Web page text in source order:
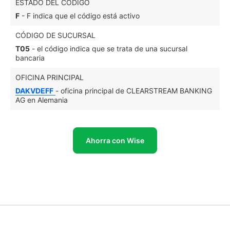
ESTADO DEL CÓDIGO
F - F indica que el código está activo
CÓDIGO DE SUCURSAL
T05 - el código indica que se trata de una sucursal
bancaria
OFICINA PRINCIPAL
DAKVDEFF - oficina principal de CLEARSTREAM BANKING
AG en Alemania
Ahorra con Wise